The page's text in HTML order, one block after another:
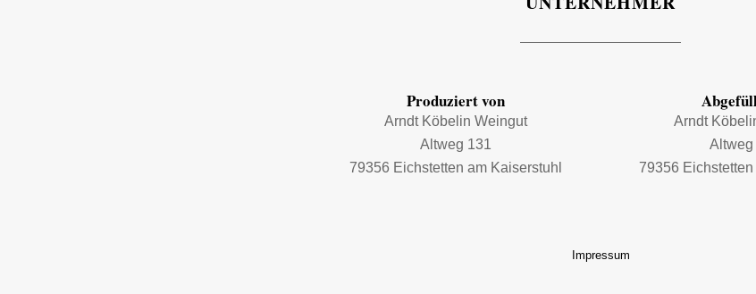
Produziert von
Arndt Köbelin Weingut
Altweg 131
79356 Eichstetten am Kaiserstuhl
Arndt
Altweg
79356 Eichstetten
Impressum